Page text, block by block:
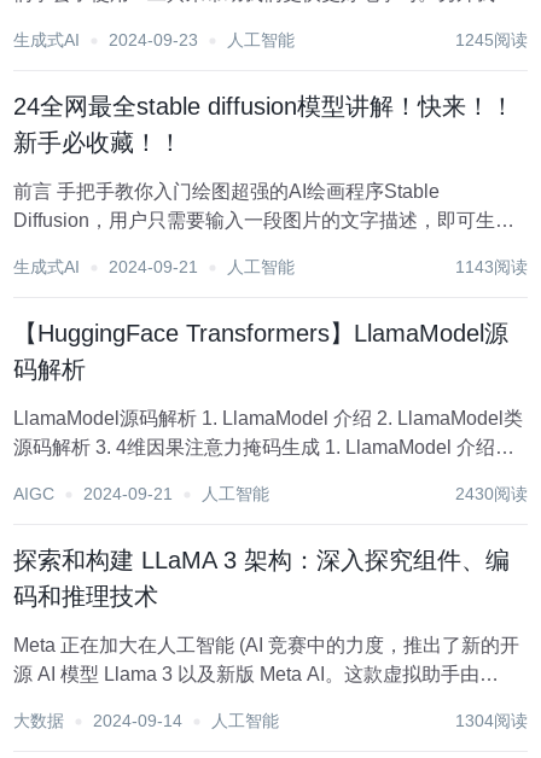
生成式AI 2024-09-23 人工智能 1245阅读
24全网最全stable diffusion模型讲解！快来！！
新手必收藏！！
前言 手把手教你入门绘图超强的AI绘画程序Stable
Diffusion，用户只需要输入一段图片的文字描述，即可生成
资料包（文末可获取） AI模型最新展现出的图像生成能力远
生成式AI 2024-09-21 人工智能 1143阅读
【HuggingFace Transformers】LlamaModel源
码解析
LlamaModel源码解析 1. LlamaModel 介绍 2. LlamaModel类
源码解析 3. 4维因果注意力掩码生成 1. LlamaModel 介绍
AIGC 2024-09-21 人工智能 2430阅读
探索和构建 LLaMA 3 架构：深入探究组件、编
码和推理技术
Meta 正在加大在人工智能 (AI 竞赛中的力度，推出了新的开
源 AI 模型 Llama 3 以及新版 Meta AI。这款虚拟助手由
您需要了解的有关 Meta 最新大型语言模...
大数据 2024-09-14 人工智能 1304阅读